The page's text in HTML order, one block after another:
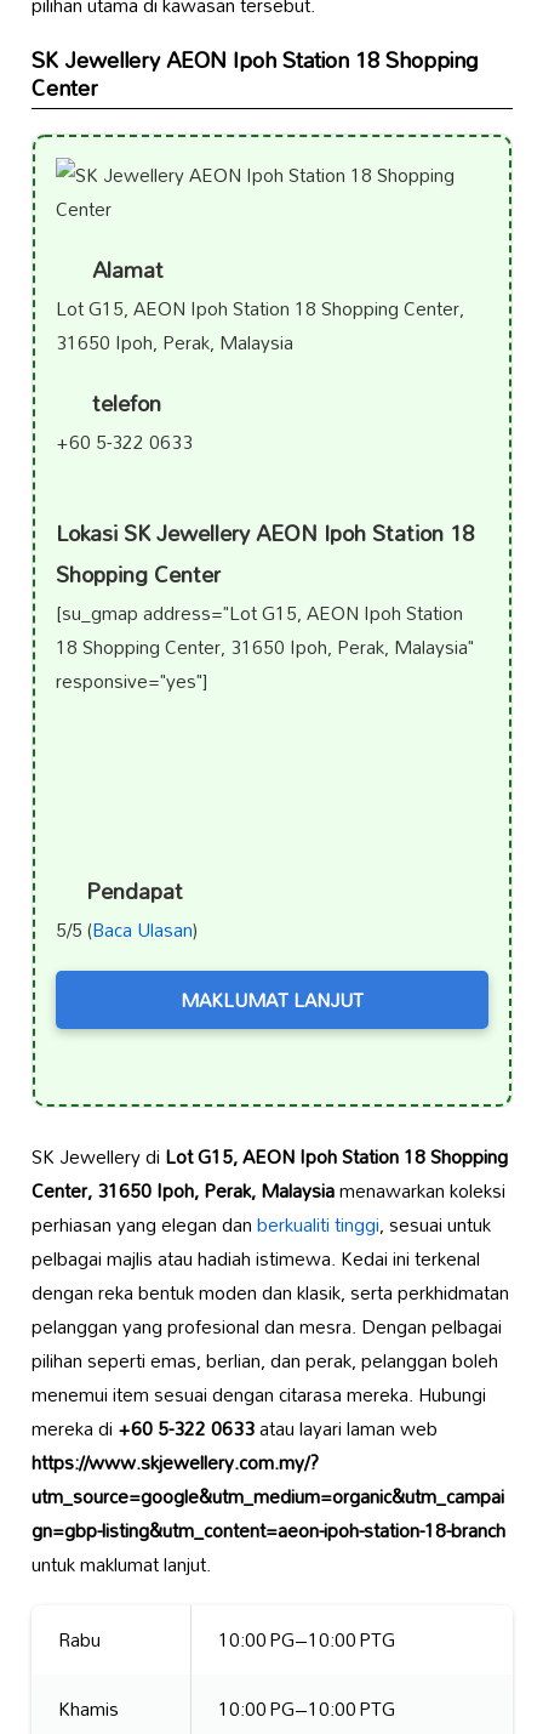
SK Jewellery AEON Ipoh Station 18 Shopping
Center
Alamat
Lot G15, AEON Ipoh Station 18 Shopping Center,
31650 Ipoh, Perak, Malaysia
telefon
+60 5-322 0633
Lokasi SK Jewellery AEON Ipoh Station 18
Shopping Center
[su_gmap address="Lot G15, AEON Ipoh Station
18 Shopping Center, 31650 Ipoh, Perak, Malaysia"
responsive="yes"]
Pendapat
5/5 (Baca Ulasan)
MAKLUMAT LANJUT
SK Jewellery diLot G15, AEON Ipoh Station 18 Shopping
Center, 31650 Ipoh, Perak, Malaysiamenawarkan koleksi
perhiasan yang elegan danberkualiti tinggi, sesuai untuk
pelbagai majlis atau hadiah istimewa. Kedai ini terkenal
dengan reka bentuk moden dan klasik, serta perkhidmatan
pelanggan yang profesional dan mesra. Dengan pelbagai
pilihan seperti emas, berlian, dan perak, pelanggan boleh
menemui item sesuai dengan citarasa mereka. Hubungi
mereka di+60 5-322 0633atau layari laman web
https://www.skjewellery.com.my/?
utm_source=google&utm_medium=organic&utm_campai
gn=gbp-listing&utm_content=aeon-ipoh-station-18-branch
untuk maklumat lanjut.
Rabu
10:00 PG–10:00 PTG
Khamis
10:00 PG–10:00 PTG